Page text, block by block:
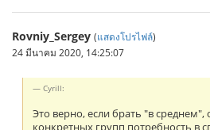
Rovniy_Sergey (แสดงโปรไฟล์)
24 มีนาคม 2020, 14:25:07
Cyrill:
Это верно, если брать "в среднем",